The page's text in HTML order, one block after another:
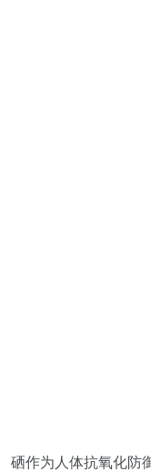
硒作为人体抗氧化防